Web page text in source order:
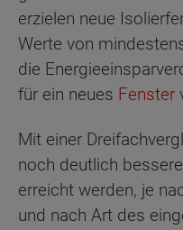
erzielen neue
Werte von
die
für ein neues Fenster
Mit einer
noch deutlich
erreicht werden, je
und nach Art des